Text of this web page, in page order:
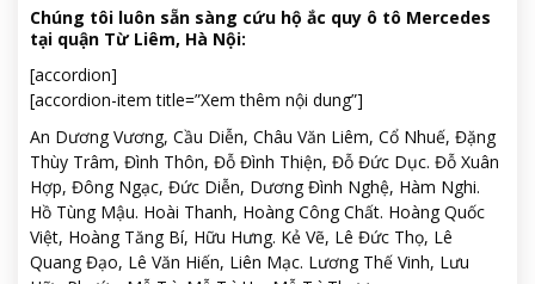
Chúng tôi luôn sẵn sàng cứu hộ ắc quy ô tô Mercedes
tại quận Từ Liêm, Hà Nội:
[accordion]
[accordion-item title=”Xem thêm nội dung”]
An Dương Vương, Cầu Diễn, Châu Văn Liêm, Cổ Nhuế, Đặng
Thùy Trâm, Đình Thôn, Đỗ Đình Thiện, Đỗ Đức Dục. Đỗ Xuân
Hợp, Đông Ngạc, Đức Diễn, Dương Đình Nghệ, Hàm Nghi.
Hồ Tùng Mậu. Hoài Thanh, Hoàng Công Chất. Hoàng Quốc
Việt, Hoàng Tăng Bí, Hữu Hưng. Kẻ Vẽ, Lê Đức Thọ, Lê
Quang Đạo, Lê Văn Hiến, Liên Mạc. Lương Thế Vinh, Lưu